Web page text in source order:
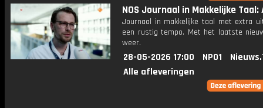
NOS Journaal in Makkelijke Taal:
Journaal in makkelijke taal met extra
een rustig tempo. Met het laatste
weer.
28-05-2026 17:00 NPO1
Alle afleveringen